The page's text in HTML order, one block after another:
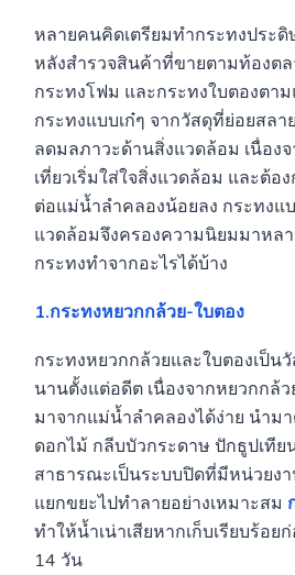
หลายคนคิดเตรียมทำกระทงประดิ
หลังสำรวจสินค้าที่ขายตามท้องต
กระทงโฟม และกระทงใบตองตา
กระทงแบบเก๋ๆ จากวัสดุที่ย่อยสล
ลดมลภาวะด้านสิ่งแวดล้อม เนื่อง
เที่ยวเริ่มใส่ใจสิ่งแวดล้อม และต้อ
ต่อแม่น้ำลำคลองน้อยลง กระทงแ
แวดล้อมจึงครองความนิยมมาหล
กระทงทำจากอะไรได้บ้าง
1.กระทงหยวกกล้วย-ใบตอง
กระทงหยวกกล้วยและใบตองเป็น
นานตั้งแต่อดีต เนื่องจากหยวกกล้
มาจากแม่น้ำลำคลองได้ง่าย นำม
ดอกไม้ กลีบบัวกระดาษ ปักธูปเที
สาธารณะเป็นระบบปิดที่มีหน่วยง
แยกขยะไปทำลายอย่างเหมาะสม
ทำให้น้ำเน่าเสียหากเก็บเรียบร้อย
14 วัน